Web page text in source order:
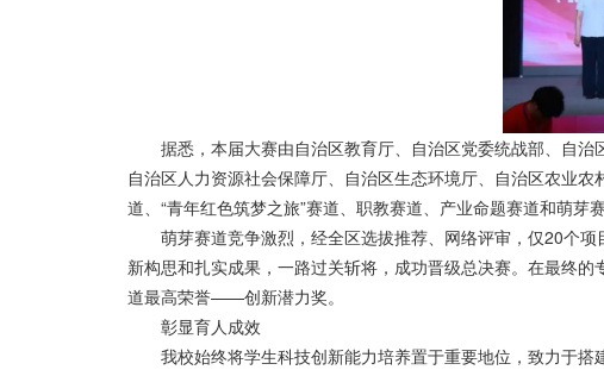
据悉，本届大赛由自治区教育厅、自治区党委统战部、自
自治区人力资源社会保障厅、自治区生态环境厅、自治区农业
道、“青年红色筑梦之旅”赛道、职教赛道、产业命题赛道和萌芽赛
萌芽赛道竞争激烈，经全区选拔推荐、网络评审，仅20个
新构思和扎实成果，一路过关斩将，成功晋级总决赛。在最终
道最高荣誉——创新潜力奖。
彰显育人成效
我校始终将学生科技创新能力培养置于重要地位，致力于